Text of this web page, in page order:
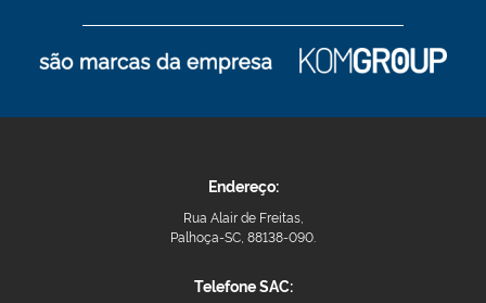
Endereço:
Rua Alair de Freitas,
Palhoça-SC, 88138-090.
Telefone SAC: